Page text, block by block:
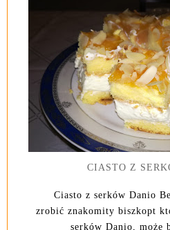
CIASTO Z
Ciasto z serków Danio
zrobić znakomity biszkopt
serków Danio, może